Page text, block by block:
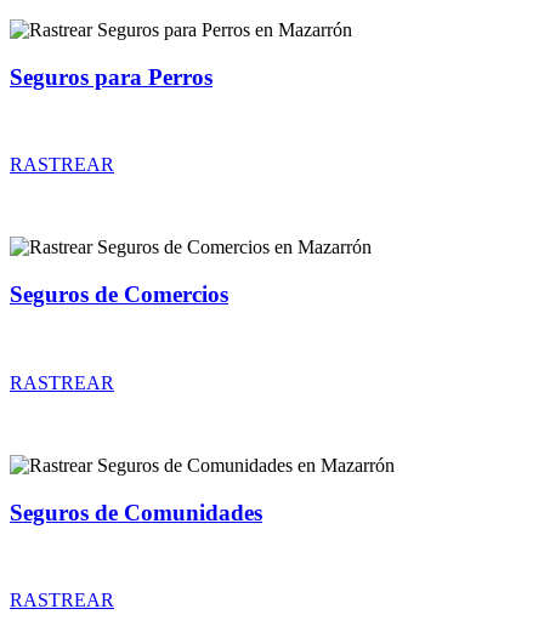
Seguros para Perros
RASTREAR
Seguros de Comercios
RASTREAR
Seguros de Comunidades
RASTREAR